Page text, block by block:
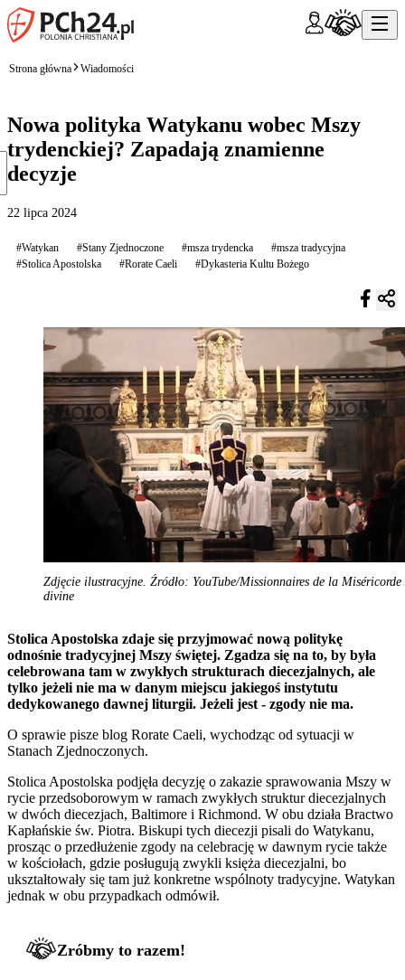
Strona główna Wiadomości
Nowa polityka Watykanu wobec Mszy
trydenckiej? Zapadają znamienne
decyzje
22 lipca 2024
#Watykan #Stany Zjednoczone #msza trydencka
#msza tradycyjna
#Stolica Apostolska
#Rorate Caeli #Dykasteria Kultu Bożego
Zdjęcie ilustracyjne. Źródło: YouTube/Missionnaires de la Miséricorde
divine
Stolica Apostolska zdaje się przyjmować nową politykę
odnośnie tradycyjnej Mszy świętej. Zgadza się na to, by była
celebrowana tam w zwykłych strukturach diecezjalnych, ale
tylko jeżeli nie ma w danym miejscu jakiegoś instytutu
dedykowanego dawnej liturgii. Jeżeli jest - zgody nie ma.
O sprawie pisze blog Rorate Caeli, wychodząc od sytuacji w
Stanach Zjednoczonych.
Stolica Apostolska podjęła decyzję o zakazie sprawowania Mszy w
rycie przedsoborowym w ramach zwykłych struktur diecezjalnych
w dwóch diecezjach, Baltimore i Richmond. W obu działa Bractwo
Kapłańskie św. Piotra. Biskupi tych diecezji pisali do Watykanu,
prosząc o przedłużenie zgody na celebrację w dawnym rycie także
w kościołach, gdzie posługują zwykli księża diecezjalni, bo
ukształtowały się tam już konkretne wspólnoty tradycyjne. Watykan
jednak w obu przypadkach odmówił.
Zróbmy to razem!